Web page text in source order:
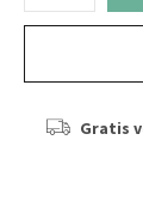
Gratis